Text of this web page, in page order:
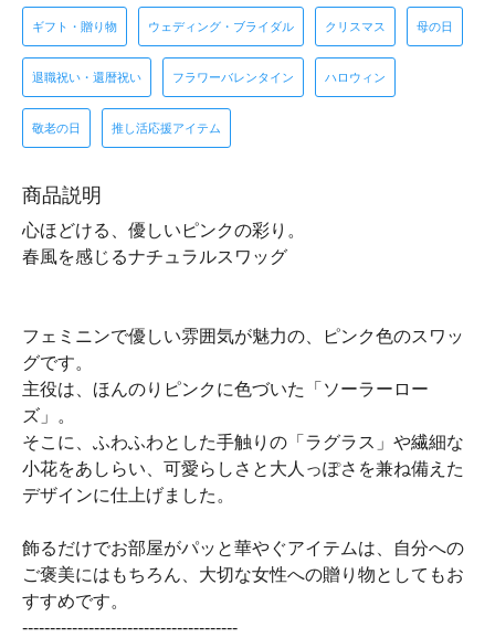
ギフト・贈り物 ウェディング・ブライダル クリスマス 母の日
退職祝い・還暦祝い フラワーバレンタイン ハロウィン
敬老の日 推し活応援アイテム
商品説明
心ほどける、優しいピンクの彩り。
春風を感じるナチュラルスワッグ
フェミニンで優しい雰囲気が魅力の、ピンク色のスワッ
グです。
主役は、ほんのりピンクに色づいた「ソーラーロー
ズ」。
そこに、ふわふわとした手触りの「ラグラス」や繊細な
小花をあしらい、可愛らしさと大人っぽさを兼ね備えた
デザインに仕上げました。
飾るだけでお部屋がパッと華やぐアイテムは、自分への
ご褒美にはもちろん、大切な女性への贈り物としてもお
すすめです。
---------------------------------------